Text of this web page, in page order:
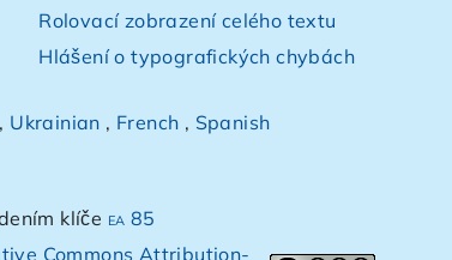
Rolovací zobrazení celého textu
Hlášení o typografických chybách
, Ukrainian , French , Spanish
klíče ea 85
Commons Attribution-